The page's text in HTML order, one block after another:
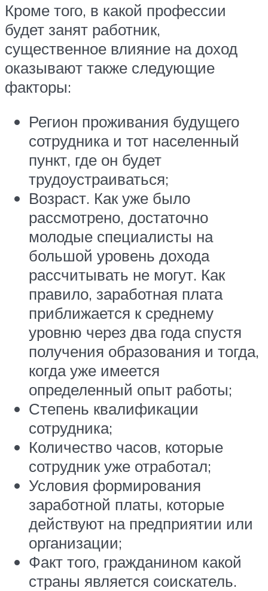
Кроме того, в какой профессии
будет занят работник,
существенное влияние на доход
оказывают также следующие
факторы:
Регион проживания будущего
сотрудника и тот населенный
пункт, где он будет
трудоустраиваться;
Возраст. Как уже было
рассмотрено, достаточно
молодые специалисты на
большой уровень дохода
рассчитывать не могут. Как
правило, заработная плата
приближается к среднему
уровню через два года спустя
получения образования и тогда,
когда уже имеется
определенный опыт работы;
Степень квалификации
сотрудника;
Количество часов, которые
сотрудник уже отработал;
Условия формирования
заработной платы, которые
действуют на предприятии или
организации;
Факт того, гражданином какой
страны является соискатель.